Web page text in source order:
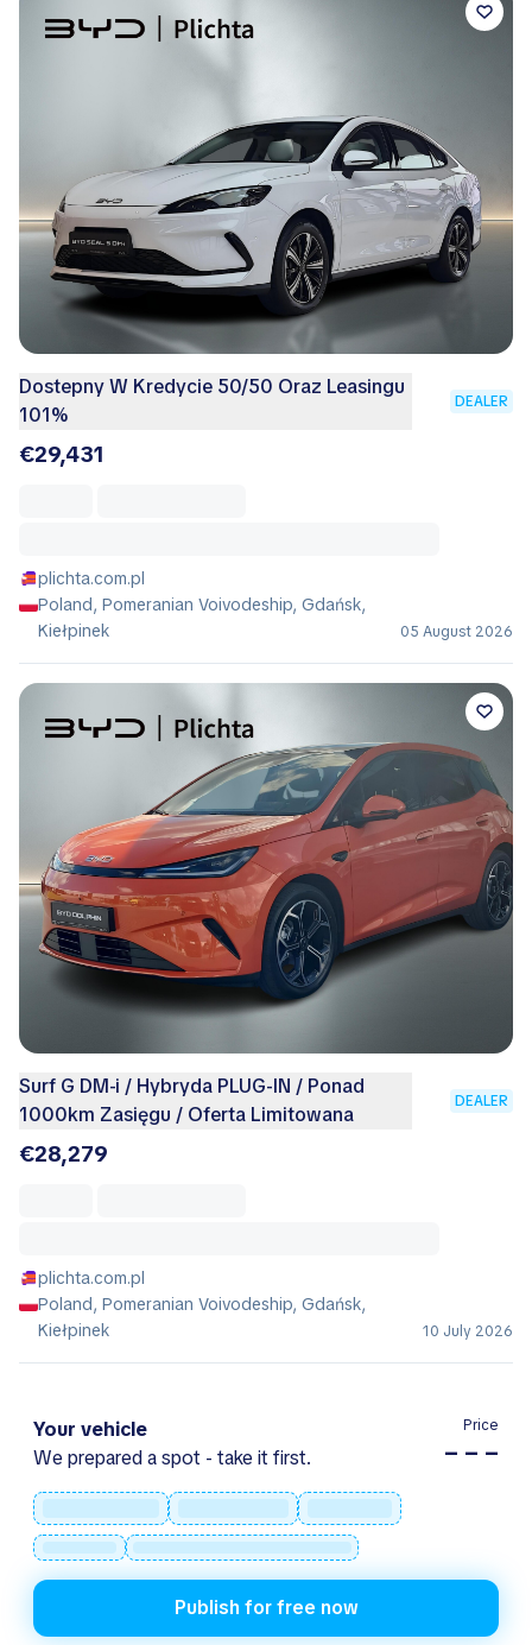
Dostepny W Kredycie 50/50 Oraz Leasingu
101%
DEALER
€29,431
plichta.com.pl
Poland, Pomeranian Voivodeship, Gdańsk,
Kiełpinek
05 August 2026
Surf G DM-i / Hybryda PLUG-IN / Ponad
1000km Zasięgu / Oferta Limitowana
DEALER
€28,279
plichta.com.pl
Poland, Pomeranian Voivodeship, Gdańsk,
Kiełpinek
10 July 2026
Your vehicle
We prepared a spot - take it first.
Price
– – –
Publish for free now